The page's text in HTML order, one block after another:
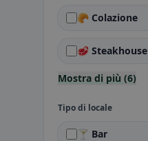
🥐 Colazione
🥩 Steakhouse
Mostra di più (6)
Tipo di locale
🍸 Bar